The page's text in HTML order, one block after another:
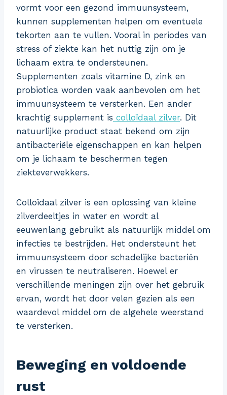
vormt voor een gezond immuunsysteem,
kunnen supplementen helpen om eventuele
tekorten aan te vullen. Vooral in periodes van
stress of ziekte kan het nuttig zijn om je
lichaam extra te ondersteunen.
Supplementen zoals vitamine D, zink en
probiotica worden vaak aanbevolen om het
immuunsysteem te versterken. Een ander
krachtig supplement is colloïdaal zilver. Dit
natuurlijke product staat bekend om zijn
antibacteriële eigenschappen en kan helpen
om je lichaam te beschermen tegen
ziekteverwekkers.
Colloïdaal zilver is een oplossing van kleine
zilverdeeltjes in water en wordt al
eeuwenlang gebruikt als natuurlijk middel om
infecties te bestrijden. Het ondersteunt het
immuunsysteem door schadelijke bacteriën
en virussen te neutraliseren. Hoewel er
verschillende meningen zijn over het gebruik
ervan, wordt het door velen gezien als een
waardevol middel om de algehele weerstand
te versterken.
Beweging en voldoende
rust